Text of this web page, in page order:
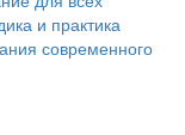
и практика
современного